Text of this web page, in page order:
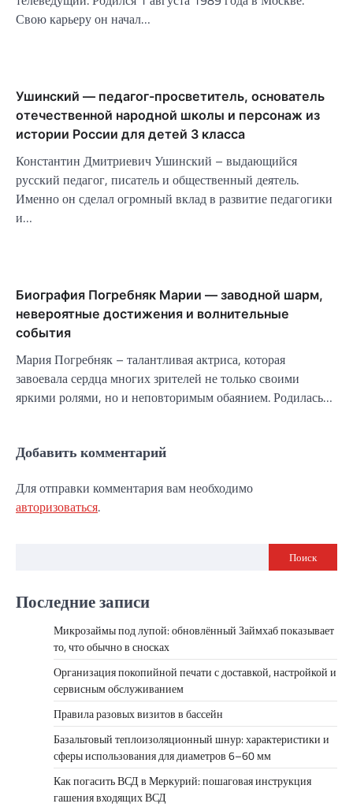
Свою карьеру он начал…
Ушинский — педагог-просветитель, основатель
отечественной народной школы и персонаж из
истории России для детей 3 класса
Константин Дмитриевич Ушинский – выдающийся
русский педагог, писатель и общественный деятель.
Именно он сделал огромный вклад в развитие педагогики
и…
Биография Погребняк Марии — заводной шарм,
невероятные достижения и волнительные
события
Мария Погребняк – талантливая актриса, которая
завоевала сердца многих зрителей не только своими
яркими ролями, но и неповторимым обаянием. Родилась…
Добавить комментарий
Для отправки комментария вам необходимо
авторизоваться.
Поиск
Последние записи
Микрозаймы под лупой: обновлённый Займхаб показывает
то, что обычно в сносках
Организация покопийной печати с доставкой, настройкой и
сервисным обслуживанием
Правила разовых визитов в бассейн
Базальтовый теплоизоляционный шнур: характеристики и
сферы использования для диаметров 6–60 мм
Как погасить ВСД в Меркурий: пошаговая инструкция
гашения входящих ВСД